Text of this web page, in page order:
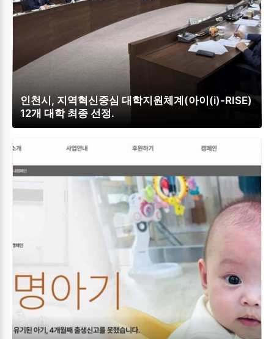
인천시, 지역혁신중심 대학지원체계(아이(i)-RISE)
12개 대학 최종 선정.